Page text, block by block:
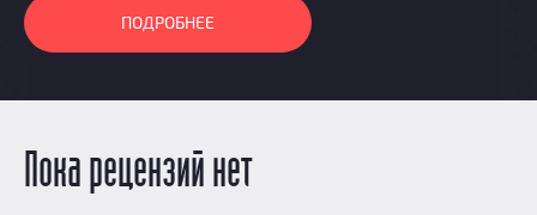
ПОДРОБНЕЕ
Пока рецензий нет